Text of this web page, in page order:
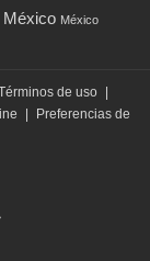
México México
de uso
Preferencias de